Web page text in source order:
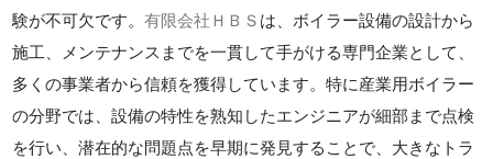
験が不可欠です。有限会社ＨＢＳ は、ボイラー設備の設計から
施工、メンテナンスまでを一貫して手がける専門企業として、
多くの事業者から信頼を獲得しています。特に産業用ボイラー
の分野では、設備の特性を熟知したエンジニアが細部まで点検
を行い、潜在的な問題点を早期に発見することで、大きなトラ